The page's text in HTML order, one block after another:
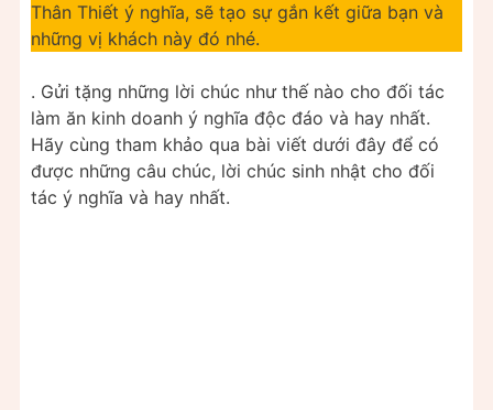
Thân Thiết ý nghĩa, sẽ tạo sự gắn kết giữa bạn và
những vị khách này đó nhé.
. Gửi tặng những lời chúc như thế nào cho đối tác
làm ăn kinh doanh ý nghĩa độc đáo và hay nhất.
Hãy cùng tham khảo qua bài viết dưới đây để có
được những câu chúc, lời chúc sinh nhật cho đối
tác ý nghĩa và hay nhất.